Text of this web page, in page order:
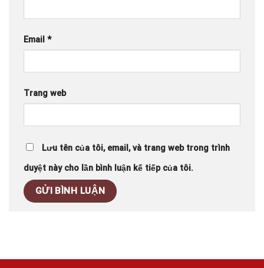
Email *
Trang web
Lưu tên của tôi, email, và trang web trong trình
duyệt này cho lần bình luận kế tiếp của tôi.